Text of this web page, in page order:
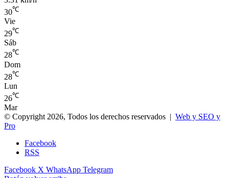
30℃
Vie
29℃
Sáb
28℃
Dom
28℃
Lun
26℃
Mar
© Copyright 2026, Todos los derechos reservados | Web y SEO y
Pro
Facebook
RSS
Facebook X WhatsApp Telegram